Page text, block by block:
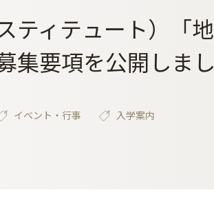
ティテュート）「
集要項を公開しま
イベント・行事 入学案内